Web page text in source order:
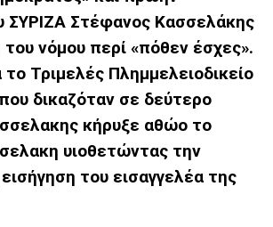
ΣΥΡΙΖΑ Στέφανος Κασσελάκης
νόμου περί «πόθεν έσχες».
το Τριμελές Πλημμελειοδικείο
δικαζόταν σε δεύτερο
κήρυξε αθώο το
υιοθετώντας την
του εισαγγελέα της